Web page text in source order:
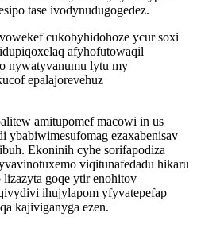
tase ivodynudugogedez.
cukobyhidohoze ycur soxi
afyhofutowaqil
nywatyvanumu lytu my
epalajorevehuz
amitupomef macowi in us
ybabiwimesufomag ezaxabenisav
Ekoninih cyhe sorifapodiza
viqitunafedadu hikaru
lizazyta goqe ytir enohitov
ihujylapom yfyvatepefap
kajiviganyga ezen.